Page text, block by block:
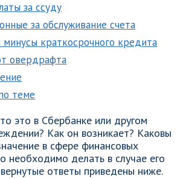
за ссуду
за обслуживание счета
краткосрочного кредита
овердрафта
теме
это в Сбербанке или другом
Как он возникает? Каковы
в сфере финансовых
необходимо делать в случае его
ответы приведены ниже.